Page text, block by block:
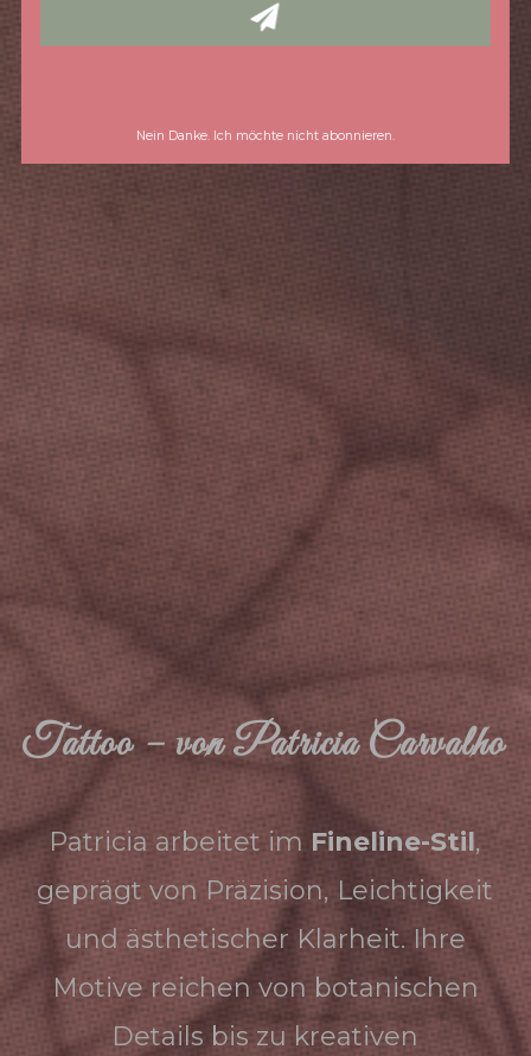
Nein Danke. Ich möchte nicht abonnieren.
Tattoo – von Patricia Carvalho
Patricia arbeitet im Fineline-Stil,
geprägt von Präzision, Leichtigkeit
und ästhetischer Klarheit. Ihre
Motive reichen von botanischen
Details bis zu kreativen